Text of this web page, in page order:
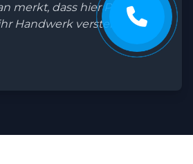
merkt, dass hier Profis am
Handwerk verstehen."